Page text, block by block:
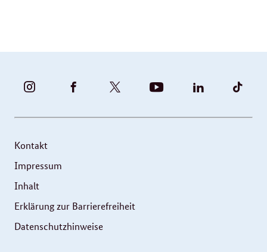
BUNDESFAMILIENMINISTERIUM
INSTAGRAM
UND
VIDEOS
BUNDESFAMILIENMINISTERIUM
FACEBOOK
FAMILIENMINISTERIUM
|
BMBFSFJ
YOUTUBE
BMFSFJ
LINKEDIN
Kontakt
Impressum
Inhalt
Erklärung zur Barrierefreiheit
Datenschutzhinweise